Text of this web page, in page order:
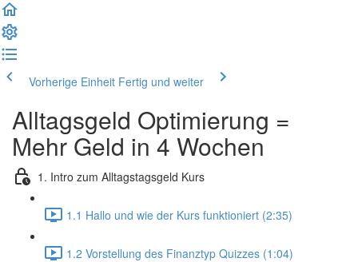
Vorherige Einheit Fertig und weiter
Alltagsgeld Optimierung =
Mehr Geld in 4 Wochen
1. Intro zum Alltagstagsgeld Kurs
1.1 Hallo und wie der Kurs funktioniert (2:35)
1.2 Vorstellung des Finanztyp Quizzes (1:04)